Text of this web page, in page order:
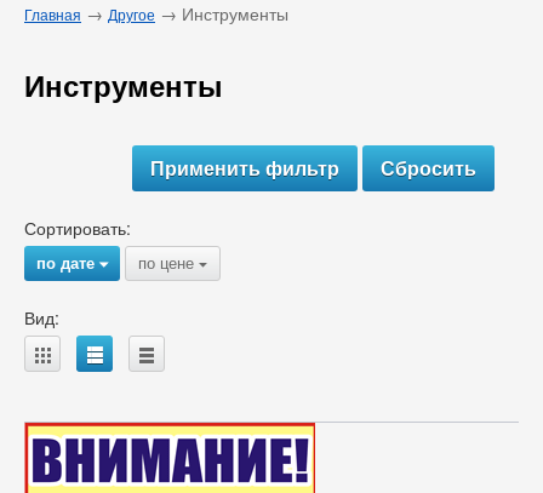
Главная → Другое → Инструменты
Инструменты
Сортировать:
по дате{ по цене {
Вид:
A B C